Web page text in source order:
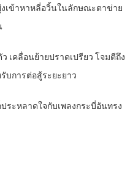
เข้าหาหลี่อวิ้นในลักษณะตาข่าย
เคลื่อนย้ายปราดเปรียว โจมตีถึง
บการต่อสู้ระยะยาว
ะหลาดใจกับเพลงกระบี่อันทรง